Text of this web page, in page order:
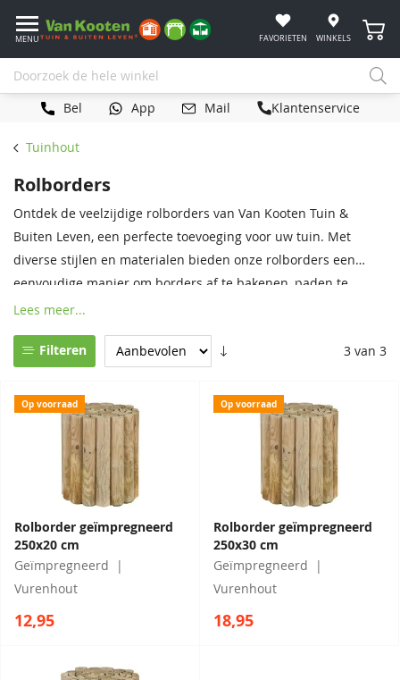
MENU FAVORIETEN WINKELS
Bel App Mail Klantenservice
Tuinhout
Rolborders
Ontdek de veelzijdige rolborders van Van Kooten Tuin &
Buiten Leven, een perfecte toevoeging voor uw tuin. Met
diverse stijlen en materialen bieden onze rolborders een
eenvoudige manier om borders af te bakenen, paden te
definiëren of planten op een nette manier te omlijsten. Kies
strakke, verzorgde uitstraling met deze praktische en
Lees meer...
Filteren 3 van 3
Op voorraad
Rolborder geïmpregneerd
250x20 cm
Geïmpregneerd
Vurenhout
12,95
Op voorraad
Rolborder geïmpregneerd
250x30 cm
Geïmpregneerd
Vurenhout
18,95